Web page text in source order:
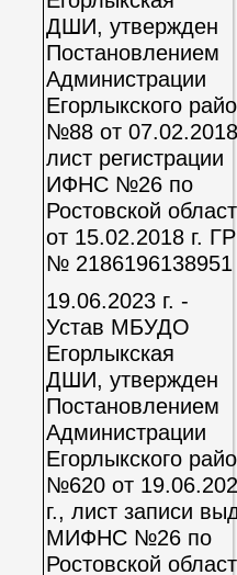
ДШИ,утвержден
Постановлением
Администрации
Егорлыкского
№88 от
лист регистрации
ИФНС №26 по
Ростовской
от 15.02.2018 г.
№ 2186196138951
19.06.2023 г. -
Устав МБУДО
Егорлыкская
ДШИ, утвержден
Постановлением
Администрации
Егорлыкского
№620 от
г., лист записи
МИФНС №26 по
Ростовской